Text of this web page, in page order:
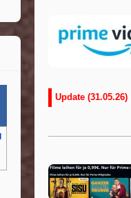
Update (31.05.26)